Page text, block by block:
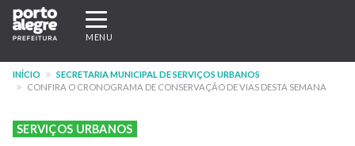
Pular
para
conteúdo
principal
Expandir/recolher
navegação
MENU
INÍCIO
SECRETARIA MUNICIPAL DE SERVIÇOS URBANOS
CONFIRA O CRONOGRAMA DE CONSERVAÇÃO DE VIAS DESTA SEMANA
SERVIÇOS URBANOS